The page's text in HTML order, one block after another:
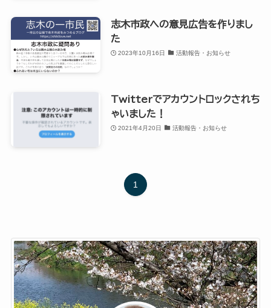
志木市政への意見広告を作りまし
た
2023年10月16日 活動報告・お知らせ
Twitterでアカウントロックされち
ゃいました！
2021年4月20日 活動報告・お知らせ
1